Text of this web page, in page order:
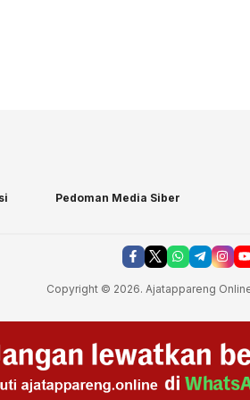
Pedoman Media Siber
Copyright © 2026. Ajatappareng